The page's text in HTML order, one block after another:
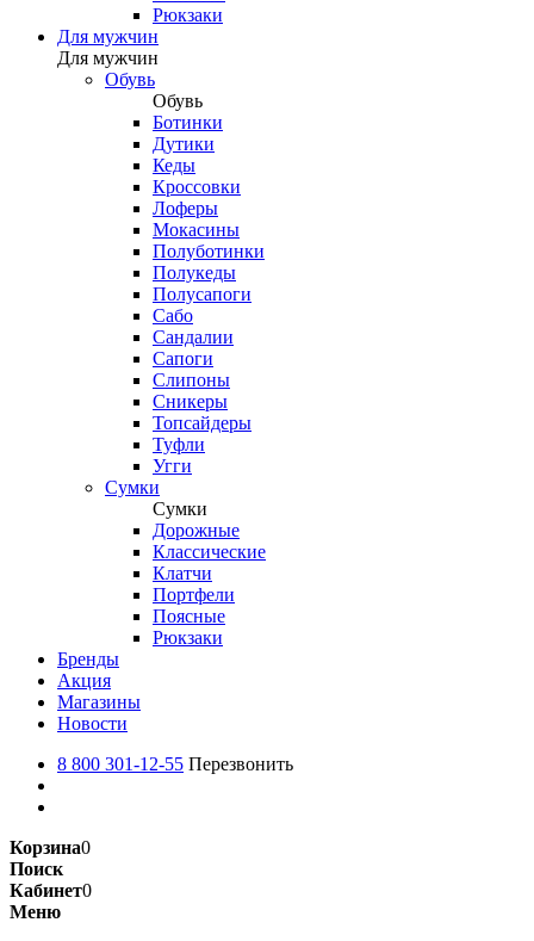
Рюкзаки
Для мужчин
Для мужчин
Обувь
Обувь
Ботинки
Дутики
Кеды
Кроссовки
Лоферы
Мокасины
Полуботинки
Полукеды
Полусапоги
Сабо
Сандалии
Сапоги
Слипоны
Сникеры
Топсайдеры
Туфли
Угги
Сумки
Сумки
Дорожные
Классические
Клатчи
Портфели
Поясные
Рюкзаки
Бренды
Акция
Магазины
Новости
8 800 301-12-55 Перезвонить
Корзина0
Поиск
Кабинет0
Меню